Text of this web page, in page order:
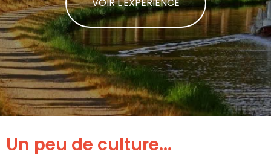
Un peu de culture...